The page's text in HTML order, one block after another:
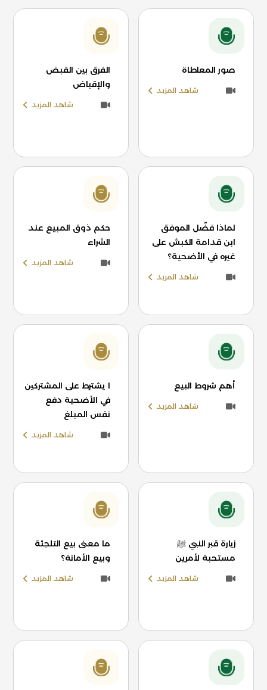
صور المعاطاة
شاهد المزيد
الفرق بين القبض
والإقباض
شاهد المزيد
لماذا فضّل الموفق
ابن قدامة الكبش على
غيره في الأضحية؟
شاهد المزيد
حكم ذوق المبيع عند
الشراء
شاهد المزيد
أهم شروط البيع
شاهد المزيد
ا يشترط على المشتركين
في الأضحية دفع
نفس المبلغ
شاهد المزيد
زيارة قبر النبي ﷺ
مستحبة لأمرين
شاهد المزيد
ما معنى بيع التلجئة
وبيع الأمانة؟
شاهد المزيد